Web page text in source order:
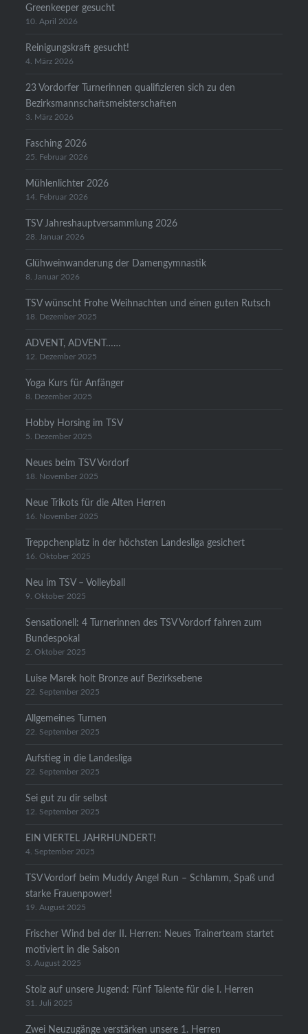
Greenkeeper gesucht
10. April 2026
Reinigungskraft gesucht!
4. März 2026
23 Vordorfer Turnerinnen qualifizieren sich zu den
Bezirksmannschaftsmeisterschaften
3. März 2026
Fasching 2026
25. Februar 2026
Mühlenlichter 2026
14. Februar 2026
TSV Jahreshauptversammlung 2026
28. Januar 2026
Glühweinwanderung der Damengymnastik
8. Januar 2026
TSV wünscht Frohe Weihnachten und einen guten Rutsch
18. Dezember 2025
ADVENT, ADVENT……
12. Dezember 2025
Yoga Kurs für Anfänger
8. Dezember 2025
Hobby Horsing im TSV
5. Dezember 2025
Neues beim TSV Vordorf
18. November 2025
Neue Trikots für die Alten Herren
16. November 2025
Treppchenplatz in der höchsten Landesliga gesichert
16. Oktober 2025
Neu im TSV – Volleyball
9. Oktober 2025
Sensationell: 4 Turnerinnen des TSV Vordorf fahren zum
Bundespokal
2. Oktober 2025
Luise Marek holt Bronze auf Bezirksebene
22. September 2025
Allgemeines Turnen
22. September 2025
Aufstieg in die Landesliga
22. September 2025
Sei gut zu dir selbst
12. September 2025
EIN VIERTEL JAHRHUNDERT!
4. September 2025
TSV Vordorf beim Muddy Angel Run – Schlamm, Spaß und
starke Frauenpower!
19. August 2025
Frischer Wind bei der II. Herren: Neues Trainerteam startet
motiviert in die Saison
3. August 2025
Stolz auf unsere Jugend: Fünf Talente für die I. Herren
31. Juli 2025
Zwei Neuzugänge verstärken unsere 1. Herren